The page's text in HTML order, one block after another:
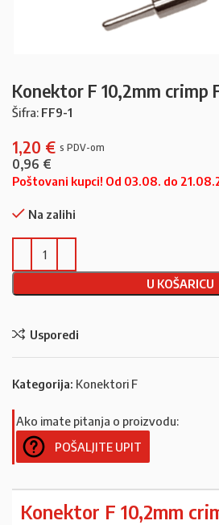
Konektor F 10,2mm crimp
Šifra: FF9-1
1,20 €
0,96 €
Poštovani kupci! Od 03.08. do
Na zalihi
U KOŠARICU
Usporedi
Kategorija: Konektori F
Ako imate pitanja o proizvodu:
POŠALJITE UPIT
Konektor F 10,2mm